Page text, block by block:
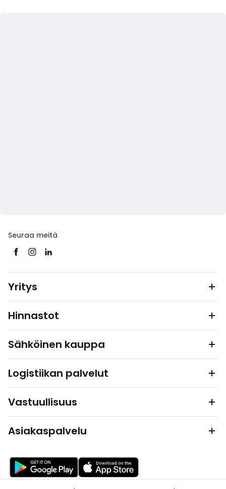
Seuraa meitä
Yritys
Hinnastot
Sähköinen kauppa
Logistiikan palvelut
Vastuullisuus
Asiakaspalvelu